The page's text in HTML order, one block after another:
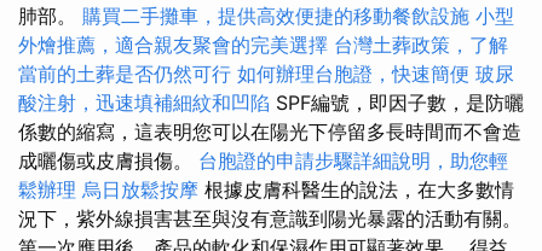
肺部。 購買二手攤車，提供高效便捷的移動餐飲設施 小型
外燴推薦，適合親友聚會的完美選擇 台灣土葬政策，了解
當前的土葬是否仍然可行 如何辦理台胞證，快速簡便 玻尿
酸注射，迅速填補細紋和凹陷 SPF編號，即因子數，是防曬
係數的縮寫，這表明您可以在陽光下停留多長時間而不會造
成曬傷或皮膚損傷。 台胞證的申請步驟詳細說明，助您輕
鬆辦理 烏日放鬆按摩 根據皮膚科醫生的說法，在大多數情
況下，紫外線損害甚至與沒有意識到陽光暴露的活動有關。